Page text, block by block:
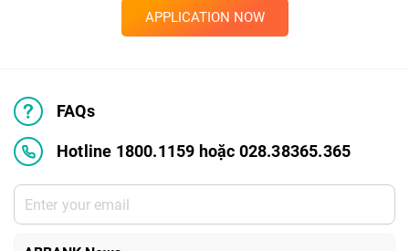
APPLICATION NOW
FAQs
Hotline 1800.1159 hoặc 028.38365.365